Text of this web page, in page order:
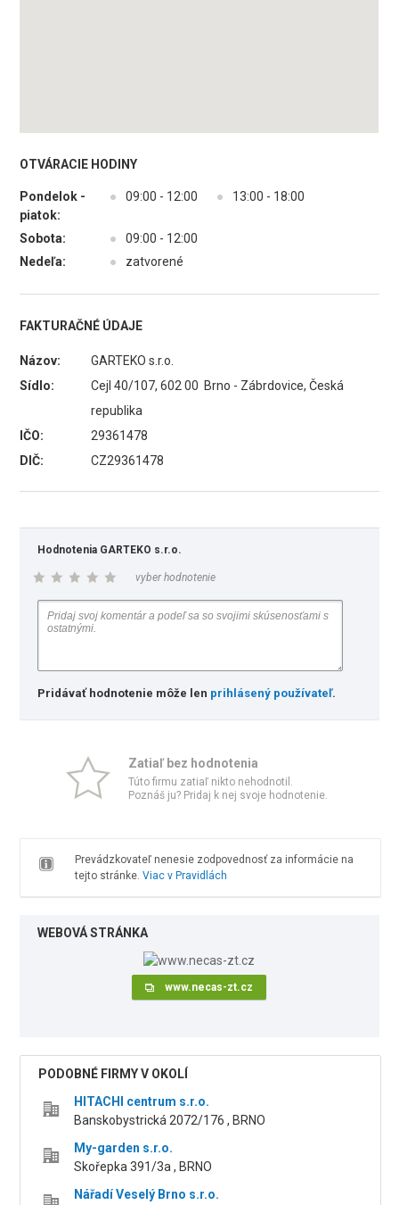
OTVÁRACIE HODINY
Pondelok -
piatok:
● 09:00 - 12:00 ● 13:00 - 18:00
Sobota: ●
09:00 - 12:00
Nedeľa:
● zatvorené
FAKTURAČNÉ ÚDAJE
Názov:
GARTEKO s.r.o.
Sídlo:
Cejl 40/107, 602 00 Brno - Zábrdovice, Česká
republika
IČO:
29361478
DIČ:
CZ29361478
Hodnotenia GARTEKO s.r.o.
vyber hodnotenie
Pridávať hodnotenie môže len prihlásený používateľ.
Zatiaľ bez hodnotenia
Túto firmu zatiaľ nikto nehodnotil.
Poznáš ju? Pridaj k nej svoje hodnotenie.
Prevádzkovateľ nenesie zodpovednosť za informácie na
tejto stránke. Viac v Pravidlách
WEBOVÁ STRÁNKA
www.necas-zt.cz
PODOBNÉ FIRMY V OKOLÍ
HITACHI centrum s.r.o.
Banskobystrická 2072/176 , BRNO
My-garden s.r.o.
Skořepka 391/3a , BRNO
Nářadí Veselý Brno s.r.o.